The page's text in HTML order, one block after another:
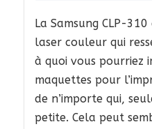
La Samsung CLP-
laser couleur qui
à quoi vous pourriez
maquettes pour
de n’importe qui,
petite. Cela peut